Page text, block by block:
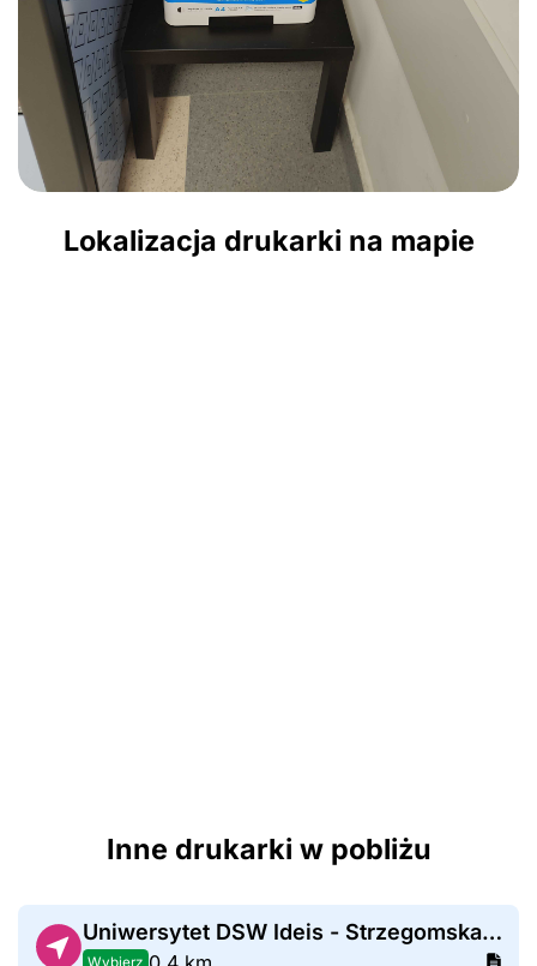
Lokalizacja drukarki na mapie
Inne drukarki w pobliżu
Uniwersytet DSW Ideis - Strzegomska 55
Wybierz